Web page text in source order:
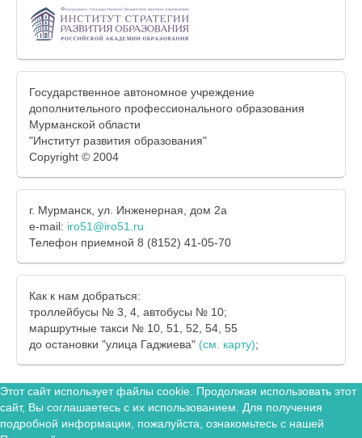
Государственное автономное учреждение
дополнительного профессионального образования
Мурманской области
"Институт развития образования"
Copyright © 2004
г. Мурманск, ул. Инженерная, дом 2а
e-mail: iro51@iro51.ru
Телефон приемной 8 (8152) 41-05-70
Как к нам добраться:
троллейбусы № 3, 4, автобусы № 10;
маршрутные такси № 10, 51, 52, 54, 55
до остановки "улица Гаджиева" (см. карту);
Этот сайт использует файлы cookie. Продолжая использовать этот
сайт, Вы соглашаетесь с их использованием. Для получения
подробной информации, пожалуйста, ознакомьтесь с нашей